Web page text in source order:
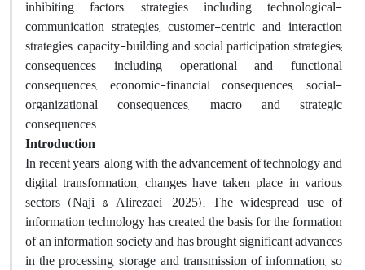
inhibiting factors; strategies including technological-
communication strategies, customer-centric and interaction
strategies, capacity-building and social participation strategies;
consequences including operational and functional
consequences, economic-financial consequences, social-
organizational consequences, macro and strategic
consequences.
Introduction
In recent years, along with the advancement of technology and
digital transformation, changes have taken place in various
sectors (Naji & Alirezaei, 2025). The widespread use of
information technology has created the basis for the formation
of an information society and has brought significant advances
in the processing, storage and transmission of information, so